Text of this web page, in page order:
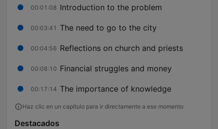
00:01:08 Introduction to the problem
00:03:41 The need to go to the city
00:04:56 Reflections on church and priests
00:08:10 Financial struggles and money
00:17:14 The importance of knowledge
Haz clic en un capítulo para ir directamente a ese momento
Destacados